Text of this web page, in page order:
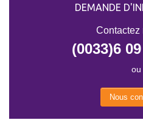
DEMANDE
Contactez
(0033)6
ou
Nous